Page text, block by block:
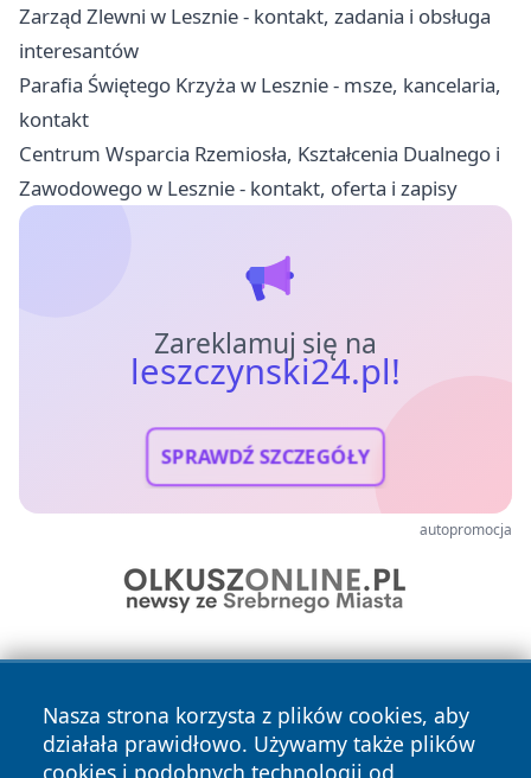
Zarząd Zlewni w Lesznie - kontakt, zadania i obsługa
interesantów
Parafia Świętego Krzyża w Lesznie - msze, kancelaria,
kontakt
Centrum Wsparcia Rzemiosła, Kształcenia Dualnego i
Zawodowego w Lesznie - kontakt, oferta i zapisy
Zareklamuj się na
leszczynski24.pl!
SPRAWDŹ SZCZEGÓŁY
autopromocja
Nasza strona korzysta z plików cookies, aby
działała prawidłowo. Używamy także plików
cookies i podobnych technologii od